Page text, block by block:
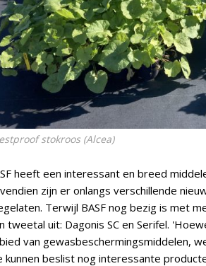
stokroos (Alcea)
heeft een interessant en breed
zijn er onlangs verschillende
Terwijl BASF nog bezig is met
tweetal uit: Dagonis SC en Serifel.
van gewasbeschermingsmiddelen,
kunnen beslist nog interessante